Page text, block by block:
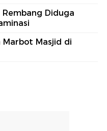
Rembang Diduga
Marbot Masjid di